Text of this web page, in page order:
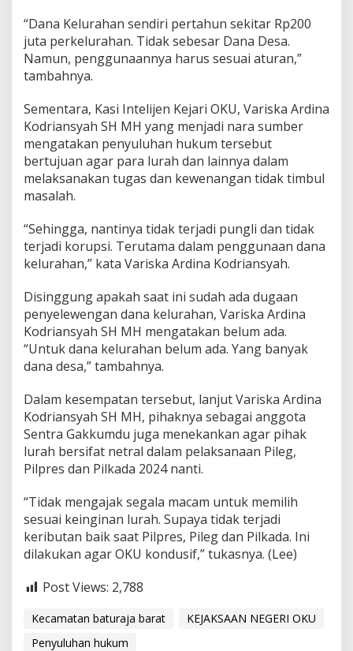
“Dana Kelurahan sendiri pertahun sekitar Rp200
juta perkelurahan. Tidak sebesar Dana Desa.
Namun, penggunaannya harus sesuai aturan,”
tambahnya.
Sementara, Kasi Intelijen Kejari OKU, Variska Ardina
Kodriansyah SH MH yang menjadi nara sumber
mengatakan penyuluhan hukum tersebut
bertujuan agar para lurah dan lainnya dalam
melaksanakan tugas dan kewenangan tidak timbul
masalah.
“Sehingga, nantinya tidak terjadi pungli dan tidak
terjadi korupsi. Terutama dalam penggunaan dana
kelurahan,” kata Variska Ardina Kodriansyah.
Disinggung apakah saat ini sudah ada dugaan
penyelewengan dana kelurahan, Variska Ardina
Kodriansyah SH MH mengatakan belum ada.
“Untuk dana kelurahan belum ada. Yang banyak
dana desa,” tambahnya.
Dalam kesempatan tersebut, lanjut Variska Ardina
Kodriansyah SH MH, pihaknya sebagai anggota
Sentra Gakkumdu juga menekankan agar pihak
lurah bersifat netral dalam pelaksanaan Pileg,
Pilpres dan Pilkada 2024 nanti.
“Tidak mengajak segala macam untuk memilih
sesuai keinginan lurah. Supaya tidak terjadi
keributan baik saat Pilpres, Pileg dan Pilkada. Ini
dilakukan agar OKU kondusif,” tukasnya. (Lee)
Post Views: 2,788
Kecamatan baturaja barat
KEJAKSAAN NEGERI OKU
Penyuluhan hukum